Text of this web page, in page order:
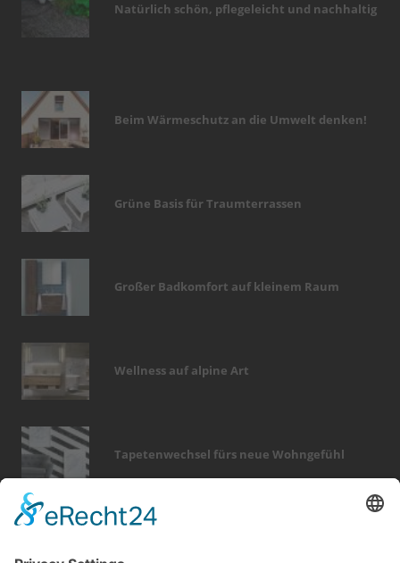
Natürlich schön, pflegeleicht und nachhaltig
Beim Wärmeschutz an die Umwelt denken!
Grüne Basis für Traumterrassen
Großer Badkomfort auf kleinem Raum
Wellness auf alpine Art
Tapetenwechsel fürs neue Wohngefühl